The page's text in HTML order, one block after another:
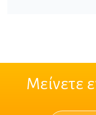
Μείνετε